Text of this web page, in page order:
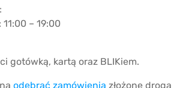
:
– 19:00
gotówką, kartą oraz BLIKiem.
odebrać zamówienia złożone